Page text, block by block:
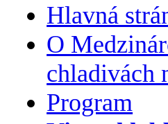
Hlavná
O
chladivách
Program